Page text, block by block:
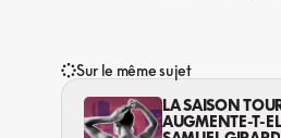
Sur le même sujet
LA SAISON
AUGMENTE-T-